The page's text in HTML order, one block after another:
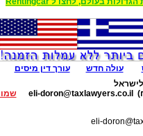
עולה חדש
עורך דין מיסים
eli-doron@taxlawyers.co.il
eli-